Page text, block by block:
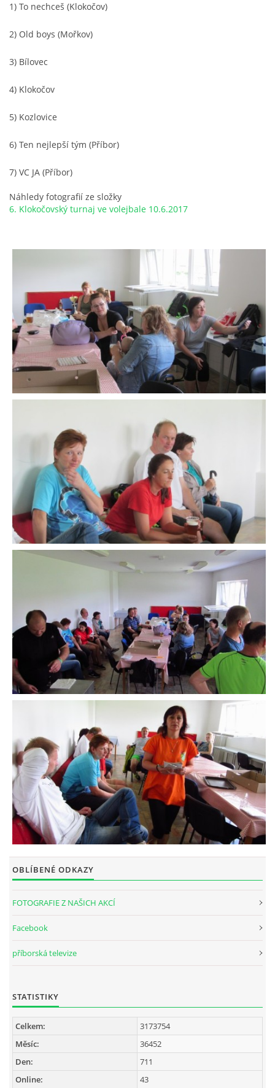
1) To nechceš (Klokočov)
2) Old boys (Mořkov)
3) Bílovec
4) Klokočov
5) Kozlovice
6) Ten nejlepší tým (Příbor)
7) VC JA (Příbor)
Náhledy fotografií ze složky
6. Klokočovský turnaj ve volejbale 10.6.2017
OBLÍBENÉ ODKAZY
FOTOGRAFIE Z NAŠICH AKCÍ
Facebook
příborská televize
STATISTIKY
Online: 43
Celkem:
3173754
Měsíc:
36452
Den:
711